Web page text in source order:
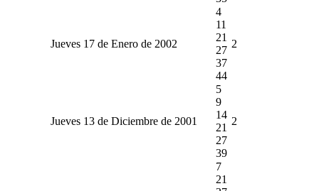
Jueves 17 de Enero de 2002
4
11
21
27
37
44
2
Jueves 13 de Diciembre de 2001
5
9
14
21
27
39
2
7
21